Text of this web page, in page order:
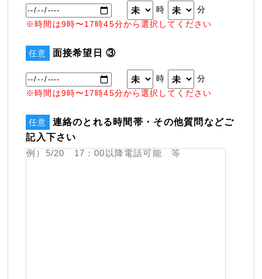
時
分
※時間は9時〜17時45分から選択してください
任意 面接希望日 ③
時
分
※時間は9時〜17時45分から選択してください
任意
連絡のとれる時間帯・その他質問などご
記入下さい